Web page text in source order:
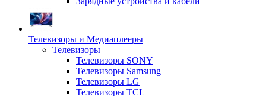
Телевизоры и Медиаплееры
Телевизоры
Телевизоры SONY
Телевизоры Samsung
Телевизоры LG
Телевизоры TCL